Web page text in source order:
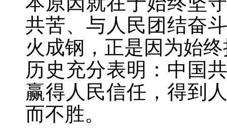
共苦、与人民团结奋
火成钢，正是因为始
历史充分表明：中国
赢得人民信任，得到
而不胜。